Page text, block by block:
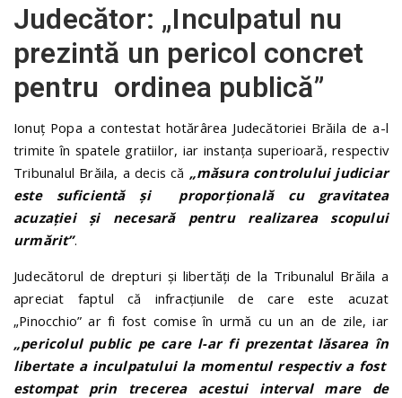
Judecător: „Inculpatul nu
prezintă un pericol concret
pentru ordinea publică”
Ionuț Popa a contestat hotărârea Judecătoriei Brăila de a-l
trimite în spatele gratiilor, iar instanța superioară, respectiv
Tribunalul Brăila, a decis că „măsura controlului judiciar
este suficientă şi proporţională cu gravitatea
acuzaţiei şi necesară pentru realizarea scopului
urmărit”.
Judecătorul de drepturi și libertăți de la Tribunalul Brăila a
apreciat faptul că infracțiunile de care este acuzat
„Pinocchio” ar fi fost comise în urmă cu un an de zile, iar
„pericolul public pe care l-ar fi prezentat lăsarea în
libertate a inculpatului la momentul respectiv a fost
estompat prin trecerea acestui interval mare de